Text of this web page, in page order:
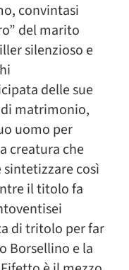
convintasi
del marito
silenzioso e
delle sue
matrimonio,
uomo per
creatura che
così
il titolo fa
di tritolo per far
Borsellino e la